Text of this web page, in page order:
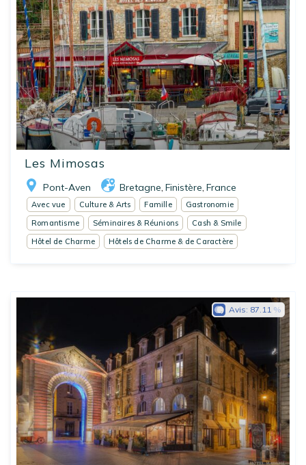
Les Mimosas
Pont-Aven Bretagne, Finistère, France
Avec vue Culture & Arts Famille
Gastronomie
Romantisme
Séminaires & Réunions
Cash & Smile
Hôtel de Charme
Hôtels de Charme & de Caractère
Avis: 87.11